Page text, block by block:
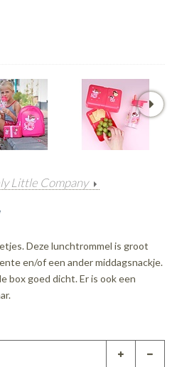
Little Company
Deze lunchtrommel is groot
en/of een ander middagsnackje.
box goed dicht. Er is ook een